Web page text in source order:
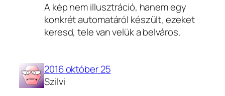
A kép nem illusztráció, hanem egy
konkrét automatáról készült, ezeket
keresd, tele van velük a belváros.
2016 október 25
Szilvi